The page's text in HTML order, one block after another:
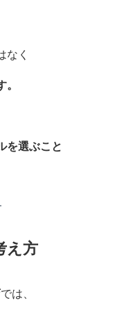
なく
を選ぶこと
え方
では、